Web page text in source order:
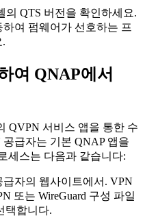
의 QTS 버전을 확인하세요.
하여 펌웨어가 선호하는 프
.
여 QNAP에서
QVPN 서비스 앱을 통한 수
급자는 기본 QNAP 앱을
세스는 다음과 같습니다:
급자의 웹사이트에서. VPN
또는 WireGuard 구성 파일
택합니다.